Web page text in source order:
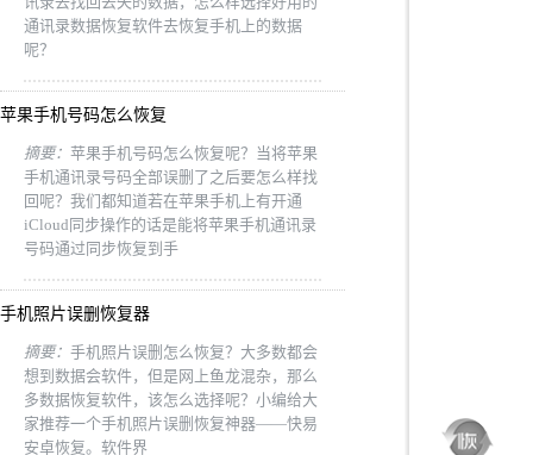
通讯录数据恢复软件去恢复手机上的数据
呢？
苹果手机号码怎么恢复
摘要： 苹果手机号码怎么恢复呢？当将苹果
手机通讯录号码全部误删了之后要怎么样找
回呢？我们都知道若在苹果手机上有开通
iCloud同步操作的话是能将苹果手机通讯录
号码通过同步恢复到手
手机照片误删恢复器
摘要： 手机照片误删怎么恢复？大多数都会
想到数据会软件，但是网上鱼龙混杂，那么
多数据恢复软件，该怎么选择呢？小编给大
家推荐一个手机照片误删恢复神器——快易
安卓恢复。软件界